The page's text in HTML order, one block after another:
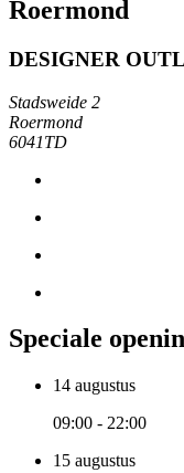
Roermond
DESIGNER
Stadsweide 2
Roermond
6041TD
Speciale
14 augustus
09:00 - 22:00
15 augustus